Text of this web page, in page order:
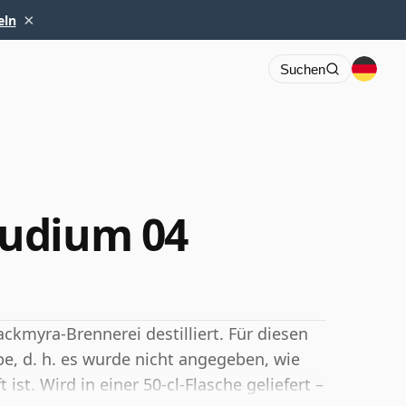
×
Suchen
04
Brennerei destilliert. Für diesen
d. h. es wurde nicht angegeben, wie
Wird in einer 50-cl-Flasche geliefert –